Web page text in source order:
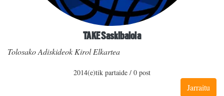
TAKE Saskibaloia
Tolosako Adiskideok Kirol Elkartea
2014(e)tik partaide / 0 post
Jarraitu